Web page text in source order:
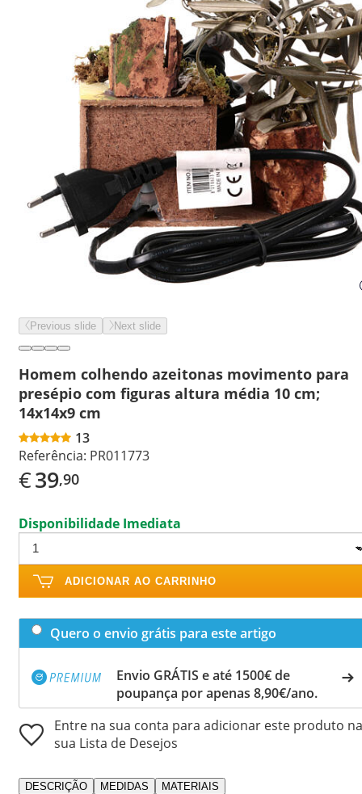
Previous slide Next slide
Homem colhendo azeitonas movimento para
presépio com figuras altura média 10 cm;
14x14x9 cm
13
Referência: PR011773
€39,90
Disponibilidade Imediata
ADICIONAR AO CARRINHO
Quero o envio grátis para este artigo
Envio GRÁTIS e até 1500€ de
poupança por apenas 8,90€/ano.
Entre na sua conta para adicionar este produto na
sua Lista de Desejos
DESCRIÇÃO MEDIDAS MATERIAIS